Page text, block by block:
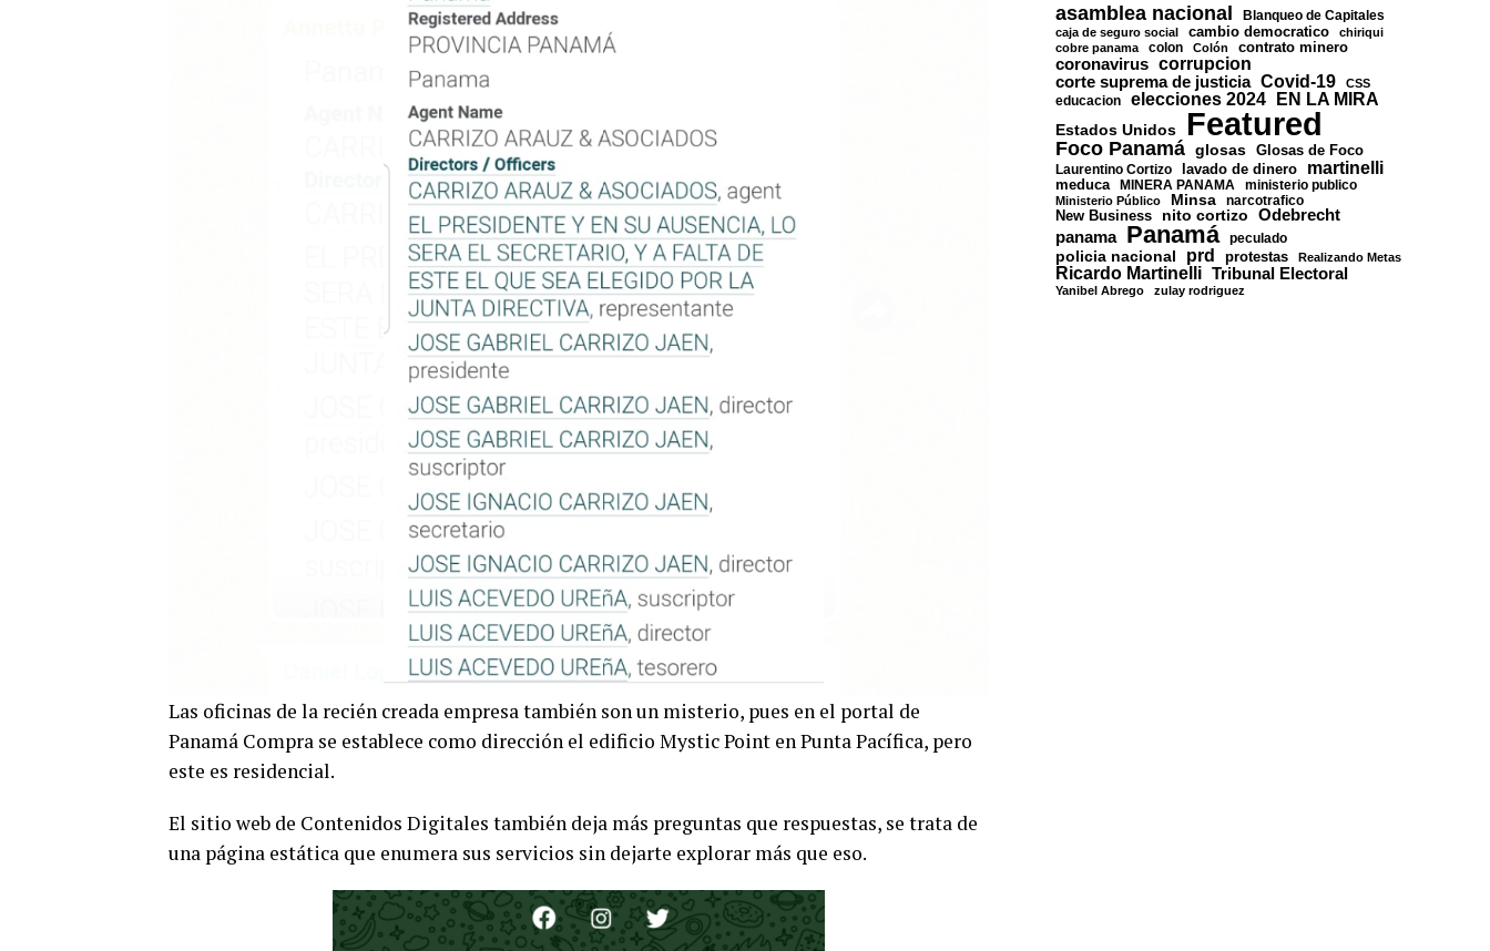
Las oficinas de la recién creada empresa también son un misterio, pues en el portal de
Panamá Compra se establece como dirección el edificio Mystic Point en Punta Pacífica, pero
este es residencial.
El sitio web de Contenidos Digitales también deja más preguntas que respuestas, se trata de
una página estática que enumera sus servicios sin dejarte explorar más que eso.
asamblea nacional Blanqueo de Capitales
caja de seguro social cambio democratico
chiriqui
cobre panama
colon Colón contrato minero
coronavirus corrupcion
corte suprema de justicia Covid-19 CSS
educacion elecciones 2024 EN LA MIRA
Estados Unidos Featured
Foco Panamá glosas Glosas de Foco
Laurentino Cortizo lavado de dinero martinelli
meduca MINERA PANAMA ministerio publico
Ministerio Público Minsa
narcotrafico
New Business
nito cortizo Odebrecht
panama Panamá peculado
policia nacional prd protestas Realizando Metas
Ricardo Martinelli Tribunal Electoral
Yanibel Abrego zulay rodriguez